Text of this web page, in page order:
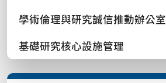
學術倫理與研究誠信推動辦公室
基礎研究核心設施管理